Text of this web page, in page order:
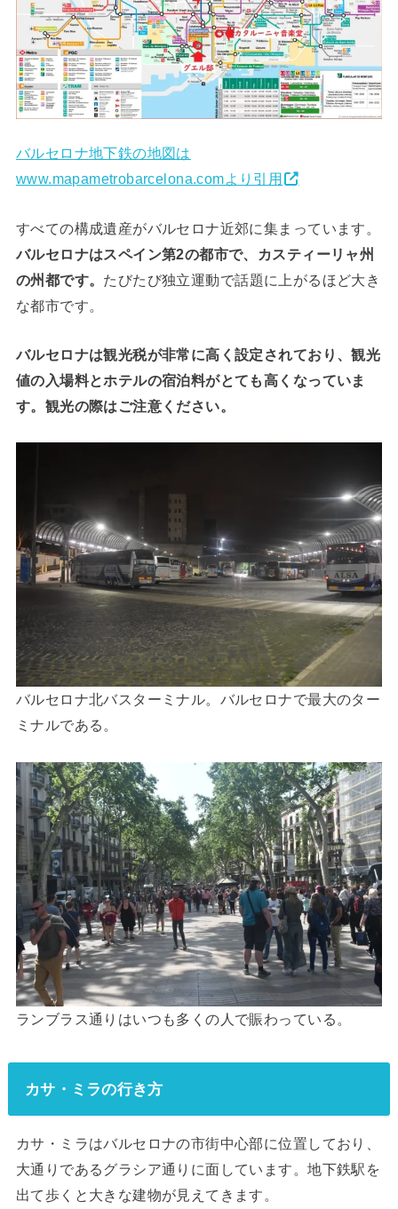
バルセロナ地下鉄の地図は
www.mapametrobarcelona.comより引用
すべての構成遺産がバルセロナ近郊に集まっています。
バルセロナはスペイン第2の都市で、カスティーリャ州
の州都です。 たびたび独立運動で話題に上がるほど大き
な都市です。
バルセロナは観光税が非常に高く設定されており、観光
値の入場料とホテルの宿泊料がとても高くなっていま
す。観光の際はご注意ください。
バルセロナ北バスターミナル。バルセロナで最大のター
ミナルである。
ランブラス通りはいつも多くの人で賑わっている。
カサ・ミラの行き方
カサ・ミラはバルセロナの市街中心部に位置しており、
大通りであるグラシア通りに面しています。地下鉄駅を
出て歩くと大きな建物が見えてきます。